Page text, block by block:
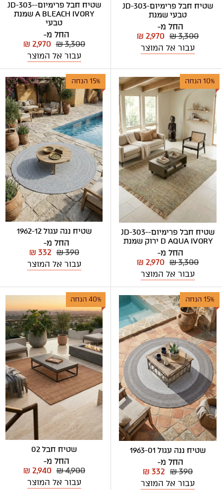
שטיח חבל פרימיום-JD-303
טבעי שמנת
החל מ-
₪ 3,300
₪ 2,970
עבור אל המוצר
שטיח חבל פרימיום-JD-303-
A BLEACH IVORY שמנת
טבעי
החל מ-
₪ 3,300
₪ 2,970
עבור אל המוצר
10% הנחה
שטיח חבל פרימיום-JD-303-
D AQUA IVORY ירוק שמנת
החל מ-
₪ 3,300
₪ 2,970
עבור אל המוצר
15% הנחה
שטיח ננה עגול 1962-12
החל מ-
₪ 390
₪ 332
עבור אל המוצר
15% הנחה
שטיח ננה עגול 1963-01
החל מ-
₪ 390
₪ 332
עבור אל המוצר
40% הנחה
שטיח חבל 02
החל מ-
₪ 4,900
₪ 2,940
עבור אל המוצר